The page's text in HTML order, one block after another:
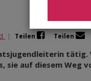
| Teilen Teilen
tätig.
sie auf diesem Weg